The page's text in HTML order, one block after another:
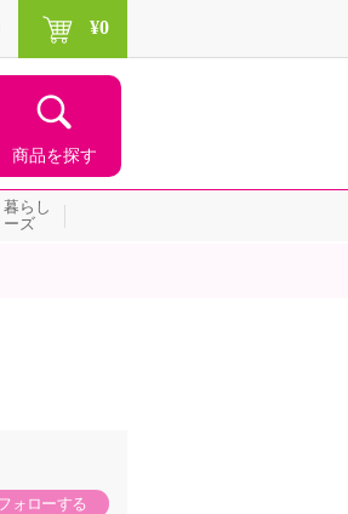
商品を探す
¥0
らし
ーズ
ォローする